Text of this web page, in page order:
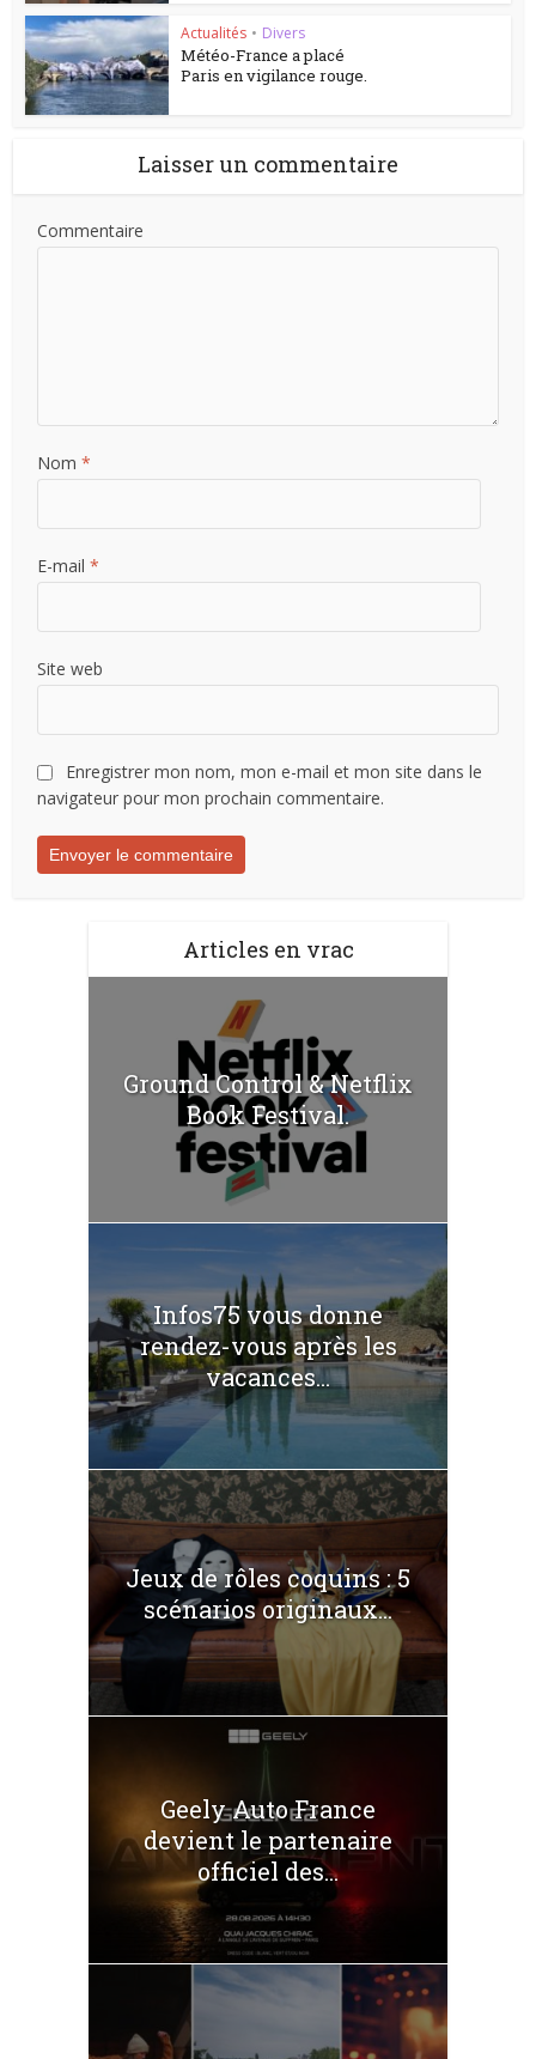
Actualités • Divers
Météo-France a placé
Paris en vigilance rouge.
Laisser un commentaire
Commentaire
Nom*
E-mail*
Site web
Enregistrer mon nom, mon e-mail et mon site dans le
navigateur pour mon prochain commentaire.
Articles en vrac
Ground Control & Netflix
Book Festival.
Infos75 vous donne
rendez-vous après les
vacances...
Jeux de rôles coquins : 5
scénarios originaux...
Geely Auto France
devient le partenaire
officiel des...